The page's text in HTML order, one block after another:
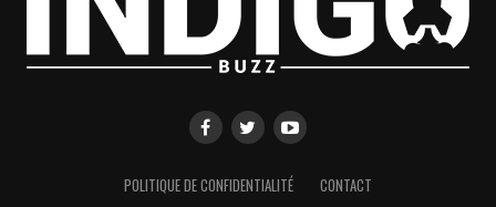
POLITIQUE DE CONFIDENTIALITÉ CONTACT